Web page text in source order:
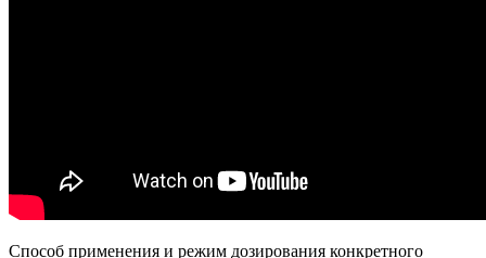
Способ применения и режим дозирования конкретного